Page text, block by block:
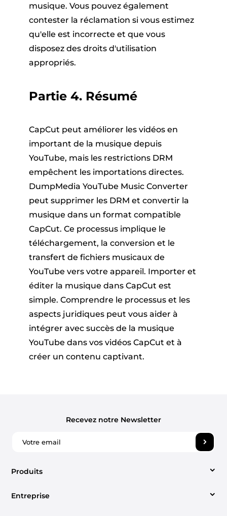
musique. Vous pouvez également
contester la réclamation si vous estimez
qu'elle est incorrecte et que vous
disposez des droits d'utilisation
appropriés.
Partie 4. Résumé
CapCut peut améliorer les vidéos en
important de la musique depuis
YouTube, mais les restrictions DRM
empêchent les importations directes.
DumpMedia YouTube Music Converter
peut supprimer les DRM et convertir la
musique dans un format compatible
CapCut. Ce processus implique le
téléchargement, la conversion et le
transfert de fichiers musicaux de
YouTube vers votre appareil. Importer et
éditer la musique dans CapCut est
simple. Comprendre le processus et les
aspects juridiques peut vous aider à
intégrer avec succès de la musique
YouTube dans vos vidéos CapCut et à
créer un contenu captivant.
Produits
Video Converter
Entreprise
Recevez notre Newsletter